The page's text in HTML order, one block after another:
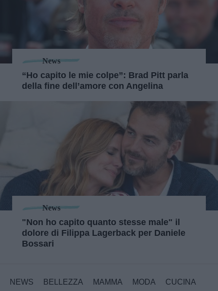
News
“Ho capito le mie colpe”: Brad Pitt parla
della fine dell’amore con Angelina
News
"Non ho capito quanto stesse male" il
dolore di Filippa Lagerback per Daniele
Bossari
NEWS BELLEZZA MAMMA MODA CUCINA